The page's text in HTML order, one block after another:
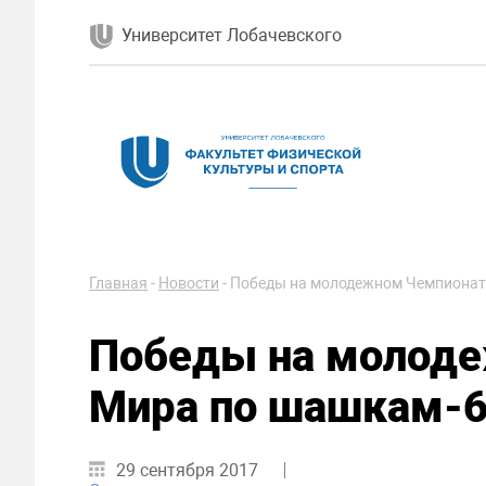
Университет Лобачевского
Главная - Новости - Победы на молодежном
Победы на
Мира по шашкам-
29 сентября 2017